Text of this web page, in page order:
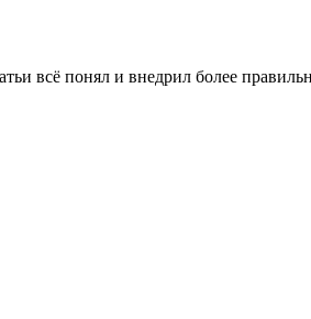
всё понял и внедрил более